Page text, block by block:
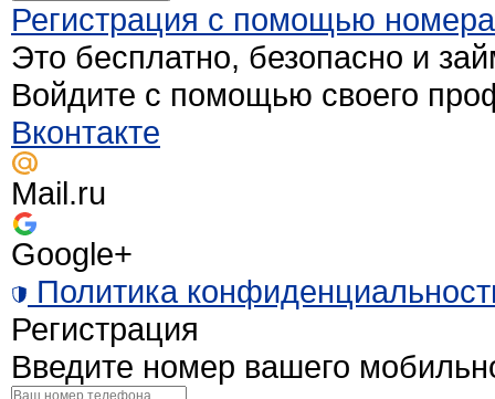
Регистрация с помощью
Это бесплатно, безопасно и
Войдите с помощью своего
Вконтакте
Mail.ru
Google+
Политика
Регистрация
Введите номер вашего